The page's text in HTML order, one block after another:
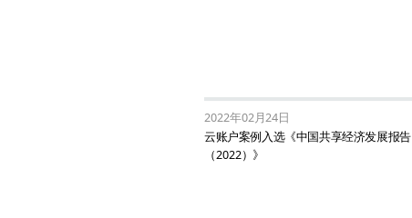
2022年02月24日
云账户案例入选《中国共享经济发展报告
（2022）》